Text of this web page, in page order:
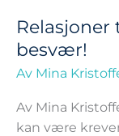
Relasjoner
besvær!
Av Mina
Av Mina
kan være